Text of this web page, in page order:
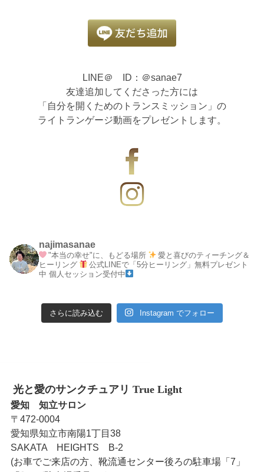
LINE＠ ID：＠sanae7
友達追加してくださった方には
「自分を開くためのトランスミッション」の
ライトランゲージ動画をプレゼントします。
najimasanae
"本当の幸せ"に、もどる場所
愛と喜びのティーチング＆
ヒーリング
公式LINEで「5分ヒーリング」無料プレゼント
中 個人セッション受付中
さらに読み込む Instagram でフォロー
光と愛のサンクチュアリ True Light
愛知 知立サロン
〒472-0004
愛知県知立市南陽1丁目38
SAKATA HEIGHTS B-2
(お車でご来店の方、靴流通センター後ろの駐車場「7」